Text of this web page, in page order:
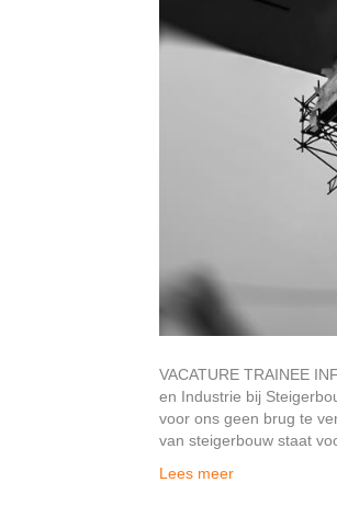
VACATURE TRAINEE
en Industrie bij
voor ons geen brug te
van steigerbouw staat
Lees meer